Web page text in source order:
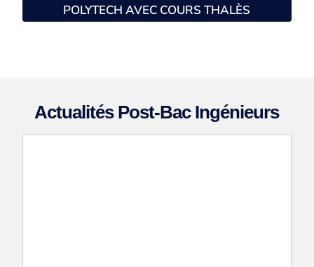
POLYTECH AVEC COURS THALÈS
Actualités Post-Bac Ingénieurs